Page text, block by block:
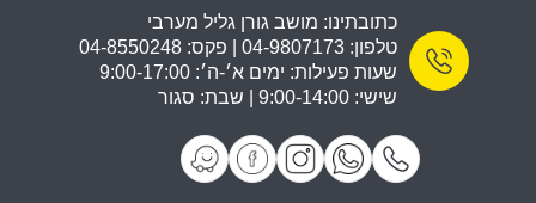
כתובתינו: מושב גורן גליל מערבי
טלפון: 04-9807173 | פקס: 04-8550248
שעות פעילות: ימים א׳-ה׳: 9:00-17:00
שישי: 9:00-14:00 | שבת: סגור